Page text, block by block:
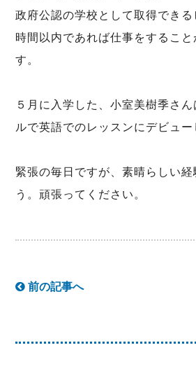
政府公認の学校として取得できる
時間以内であれば仕事をすること
す。
５月に入学した、小室美樹季さ
ルで英語でのレッスンにデビュー
緊張の毎日ですが、素晴らしい経
う。頑張ってください。
前の記事へ